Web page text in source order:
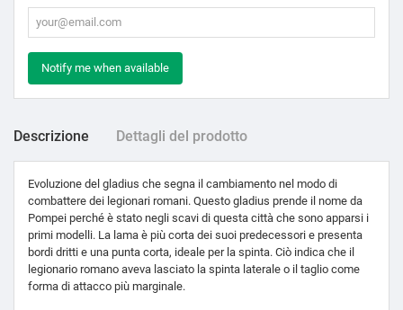
Notify me when available
Descrizione Dettagli del prodotto
Evoluzione del gladius che segna il cambiamento nel modo di
combattere dei legionari romani. Questo gladius prende il nome da
Pompei perché è stato negli scavi di questa città che sono apparsi i
primi modelli. La lama è più corta dei suoi predecessori e presenta
bordi dritti e una punta corta, ideale per la spinta. Ciò indica che il
legionario romano aveva lasciato la spinta laterale o il taglio come
forma di attacco più marginale.